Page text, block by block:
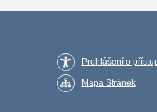
Prohlášení o
Mapa Stránek